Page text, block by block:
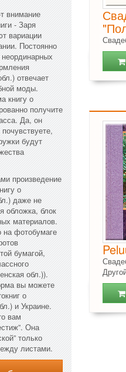
внимание
- Заря
вариации
Постоянно
отвечает
моды.
книгу о
получите
Да, он
будут
произведение
о
даже не
обложка, блок
материалов.
на фотобумаге
бумагой,
обл.)).
вы можете
о
и Украине.
вам
Она
только
листами.